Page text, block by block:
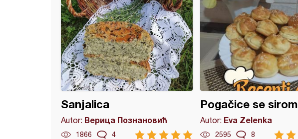
Sanjalica
Autor: Верица Познановић
1866 4
Pogačice se sirom
Autor: Eva Zelenka
2595 8